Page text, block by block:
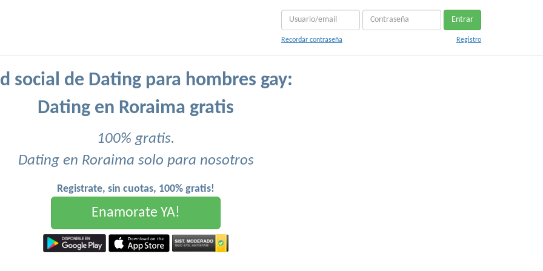
Entrar
Recordar contraseña Registro
social de Dating para hombres gay:
Dating en Roraima gratis
100% gratis.
Dating en Roraima solo para nosotros
Registrate, sin cuotas, 100% gratis!
Enamorate YA!